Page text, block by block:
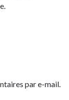
par e-mail.